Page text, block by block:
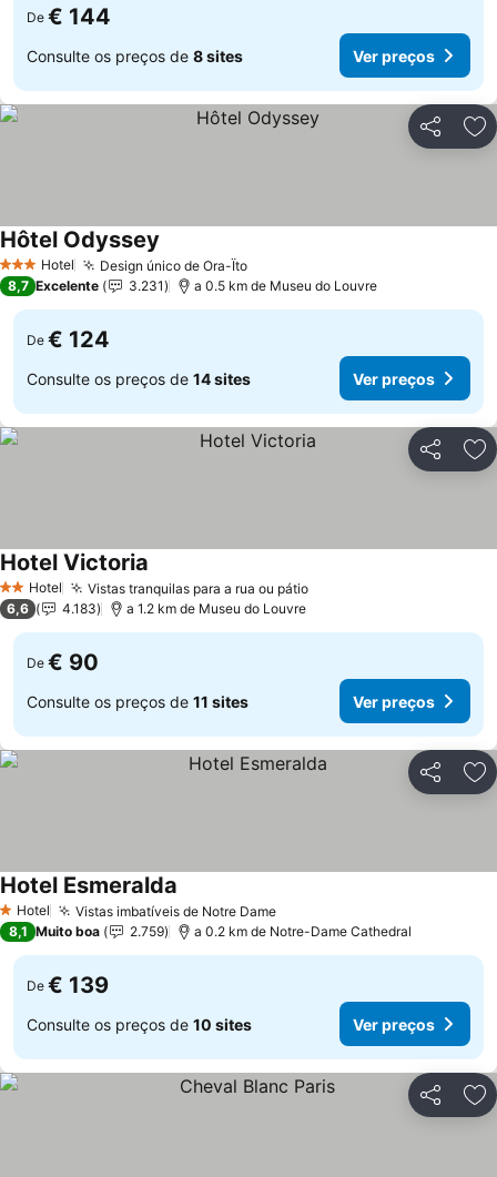
De € 144
Consulte os preços de 8 sites Ver preços
Partilhar
3 EstrelasHotel Design único de Ora-Ïto
Hôtel Odyssey
8,7 Excelente 3.231 a 0.5 km de Museu do Louvre
De € 124
Consulte os preços de 14 sites Ver preços
Partilhar
2 Estrelas
Hotel Vistas tranquilas para a rua ou pátio
Hotel Victoria
6,6 4.183 a 1.2 km de Museu do Louvre
De € 90
Consulte os preços de 11 sites Ver preços
Partilhar
1 Estrelas
Hotel Vistas imbatíveis de Notre Dame
Hotel Esmeralda
8,1 Muito boa 2.759 a 0.2 km de Notre-Dame Cathedral
De € 139
Consulte os preços de 10 sites Ver preços
Partilhar